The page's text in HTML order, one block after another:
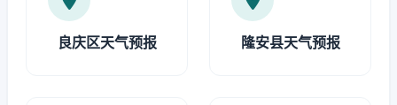
良庆区天气预报 隆安县天气预报